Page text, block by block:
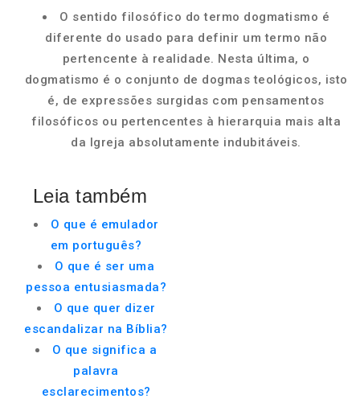
O sentido filosófico do termo dogmatismo é
diferente do usado para definir um termo não
pertencente à realidade. Nesta última, o
dogmatismo é o conjunto de dogmas teológicos, isto
é, de expressões surgidas com pensamentos
filosóficos ou pertencentes à hierarquia mais alta
da Igreja absolutamente indubitáveis.
Leia também
O que é emulador
em português?
O que é ser uma
pessoa entusiasmada?
O que quer dizer
escandalizar na Bíblia?
O que significa a
palavra
esclarecimentos?